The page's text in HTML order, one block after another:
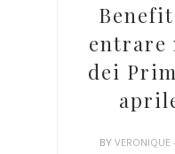
entrare
dei
BYVERONIQUE